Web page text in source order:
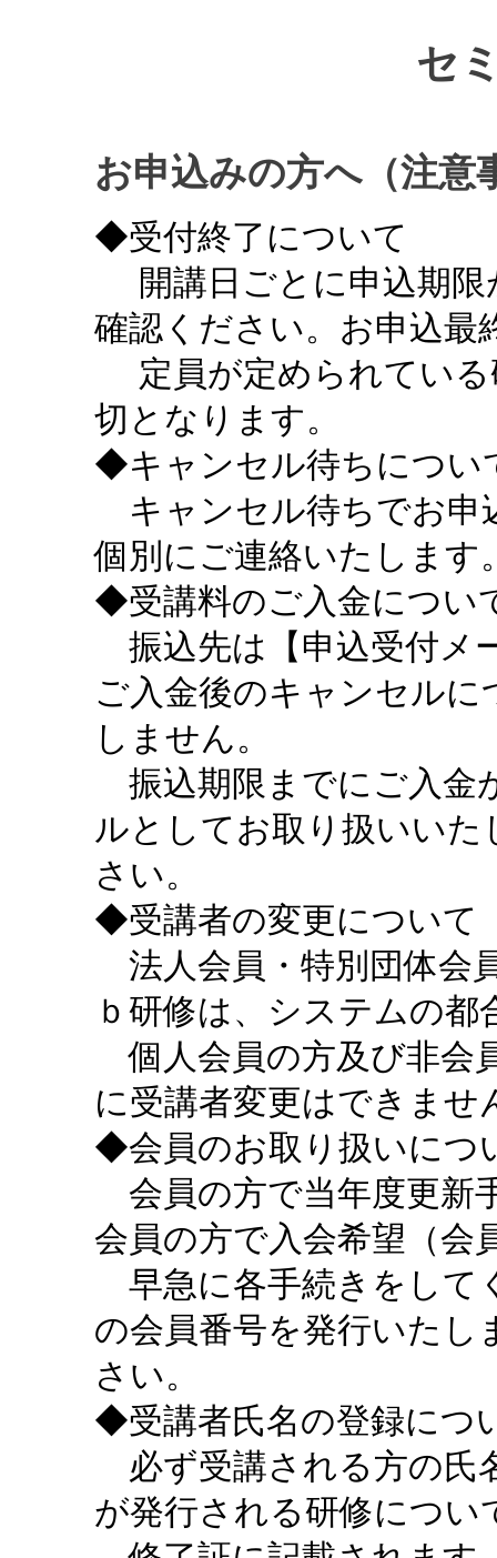
セ
お申込みの方へ（注意
◆受付終了について
開講日ごとに申込期限
確認ください。お申込最
定員が定められている
切となります。
◆キャンセル待ちについ
キャンセル待ちでお申
個別にご連絡いたします
◆受講料のご入金につい
振込先は【申込受付メ
ご入金後のキャンセル
しません。
振込期限までにご入金
ルとしてお取り扱いい
さい。
◆受講者の変更について
法人会員・特別団体会
ｂ研修は、システムの
個人会員の方及び非会
に受講者変更はできませ
◆会員のお取り扱いにつ
会員の方で当年度更新
会員の方で入会希望（会
早急に各手続きをして
の会員番号を発行いたし
さい。
◆受講者氏名の登録につ
必ず受講される方の氏
が発行される研修につい